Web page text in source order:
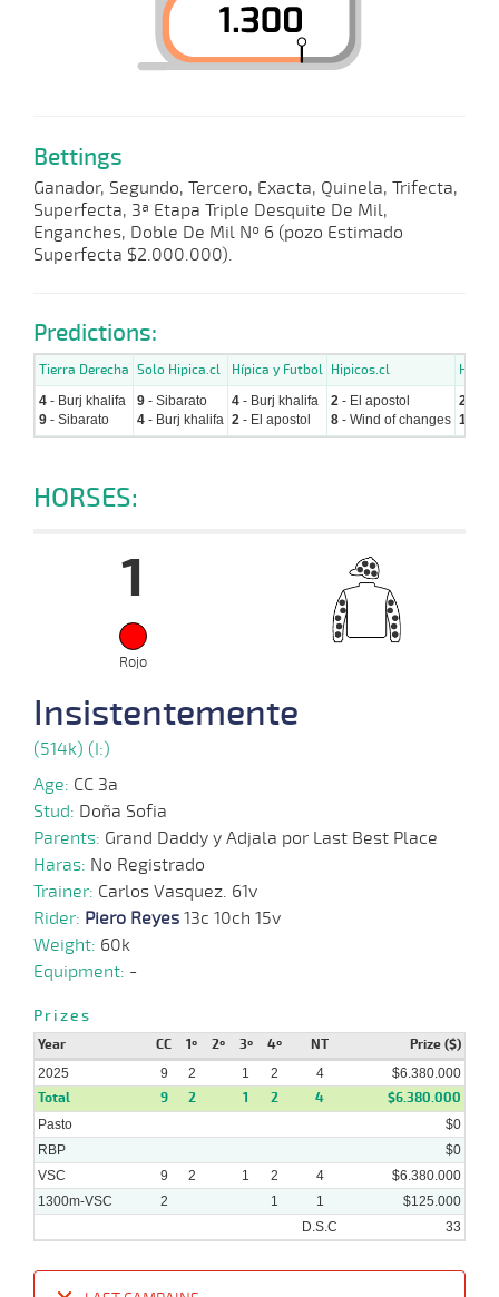
Bettings
Ganador, Segundo, Tercero, Exacta, Quinela, Trifecta,
Superfecta, 3ª Etapa Triple Desquite De Mil,
Enganches, Doble De Mil Nº 6 (pozo Estimado
Superfecta $2.000.000).
Predictions:
Tierra Derecha Solo Hipica.cl Hípica y Futbol Hipicos.cl
4 - Burj khalifa
9 - Sibarato
9 - Sibarato
4 - Burj khalifa
4 - Burj khalifa
2 - El apostol
2 - El apostol
8 - Wind of changes
2
1
HORSES:
1
Rojo
Insistentemente
(514k) (I:)
Age: CC 3a
Stud: Doña Sofia
Parents: Grand Daddy y Adjala por Last Best Place
Haras: No Registrado
Trainer: Carlos Vasquez. 61v
Rider: Piero Reyes 13c 10ch 15v
Weight: 60k
Equipment: -
Prizes
Year CC 1º 2º 3º 4º NT Prize ($)
2025 9 2 1 2 4 $6.380.000
Total 9 2 1 2 4 $6.380.000
Pasto
$0
RBP
$0
VSC
9 2 1 2 4
$6.380.000
1300m-VSC
2 1 1
$125.000
D.S.C
33